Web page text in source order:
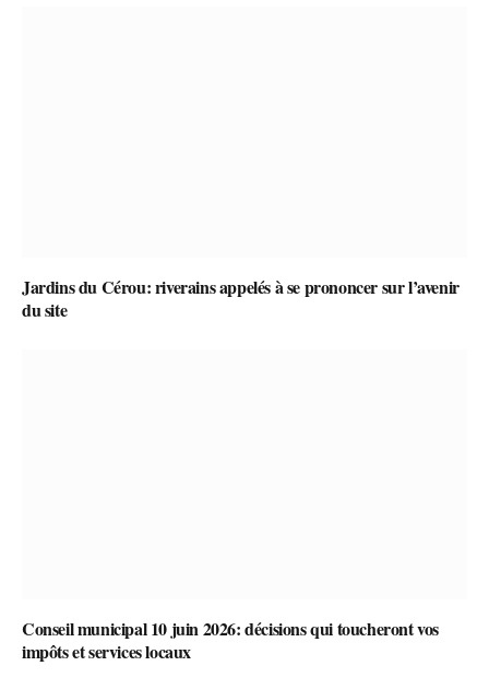
Jardins du Cérou: riverains appelés à se prononcer sur l’avenir
du site
Conseil municipal 10 juin 2026: décisions qui toucheront vos
impôts et services locaux